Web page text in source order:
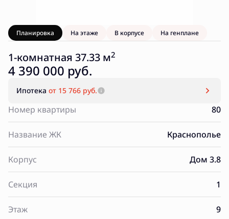
Планировка На этаже В корпусе На генплане
1-комнатная 37.33 м2
4 390 000 руб.
Ипотека от 15 766 руб.
Номер квартиры 80
Название ЖК Краснополье
Корпус Дом 3.8
Секция 1
Этаж 9